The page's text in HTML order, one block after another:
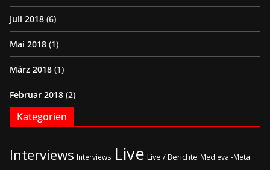
Juli 2018 (6)
Mai 2018 (1)
März 2018 (1)
Februar 2018 (2)
Kategorien
Interviews Interviews Live Live / Berichte Medieval-Metal |